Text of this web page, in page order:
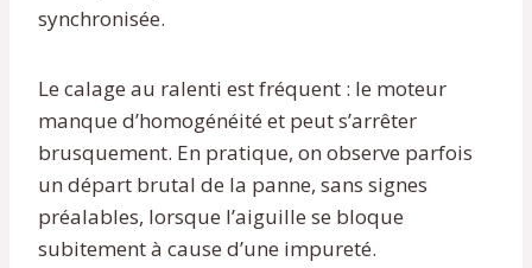
synchronisée.
Le calage au ralenti est fréquent : le moteur
manque d’homogénéité et peut s’arrêter
brusquement. En pratique, on observe parfois
un départ brutal de la panne, sans signes
préalables, lorsque l’aiguille se bloque
subitement à cause d’une impureté.